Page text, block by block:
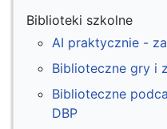
Biblioteki szkolne
AI praktycznie -
Biblioteczne gry i
Biblioteczne
DBP